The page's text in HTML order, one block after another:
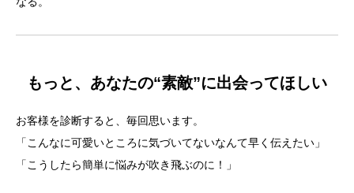
もっと、あなたの“素敵”に出会ってほしい
お客様を診断すると、毎回思います。
「こんなに可愛いところに気づいてないなんて早く伝えたい」
「こうしたら簡単に悩みが吹き飛ぶのに！」